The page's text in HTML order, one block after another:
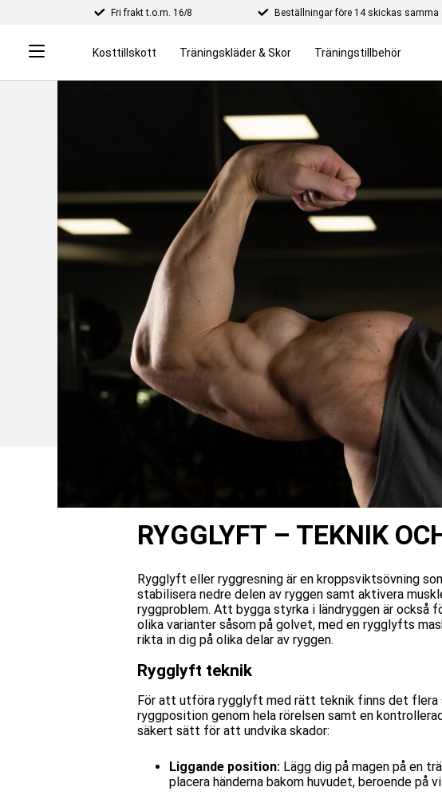
Fri frakt t.o.m. 16/8 Beställningar före 14 skickas samma
Kosttillskott Träningskläder & Skor Träningstillbehör
RYGGLYFT – TEKNIK
Rygglyft eller ryggresning är en kroppsviktsövning
stabilisera nedre delen av ryggen samt aktivera
ryggproblem. Att bygga styrka i ländryggen är också
olika varianter såsom på golvet, med en rygglyfts
rikta in dig på olika delar av ryggen.
Rygglyft teknik
För att utföra rygglyft med rätt teknik finns det flera
ryggposition genom hela rörelsen samt en
säkert sätt för att undvika skador:
Liggande position: Lägg dig på magen på en
placera händerna bakom huvudet, beroende på